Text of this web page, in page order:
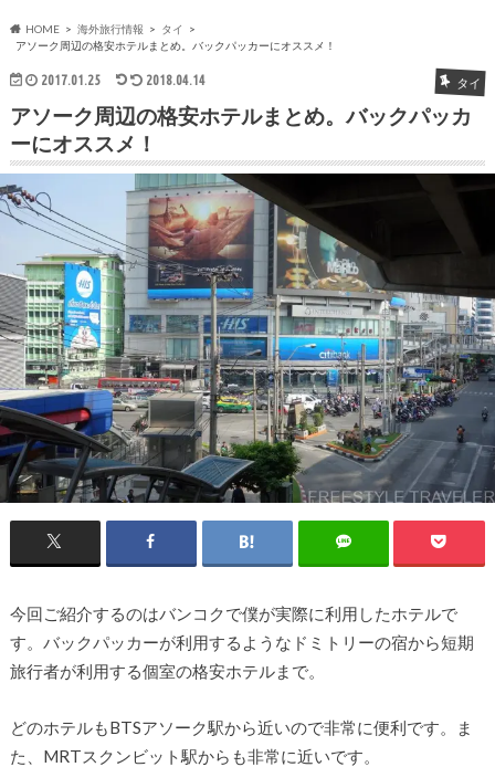
HOME 海外旅行情報
タイ
アソーク周辺の格安ホテルまとめ。バックパッカーにオススメ！
2017.01.25 2018.04.14 タイ
アソーク周辺の格安ホテルまとめ。バックパッカ
ーにオススメ！
今回ご紹介するのはバンコクで僕が実際に利用したホテルで
す。バックパッカーが利用するようなドミトリーの宿から短期
旅行者が利用する個室の格安ホテルまで。
どのホテルもBTSアソーク駅から近いので非常に便利です。ま
た、MRTスクンビット駅からも非常に近いです。